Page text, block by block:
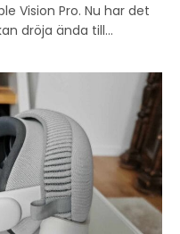
Vision Pro. Nu har det
dröja ända till…